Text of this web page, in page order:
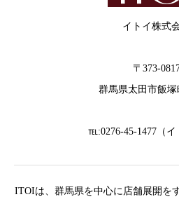
イトイ株式
〒373-
群馬県太田市飯塚
℡:0276-45-1477（イ
ITOIは、群馬県を中心に店舗展開を